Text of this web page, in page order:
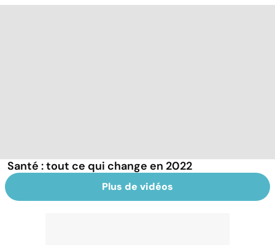
Santé : tout ce qui change en 2022
Plus de vidéos